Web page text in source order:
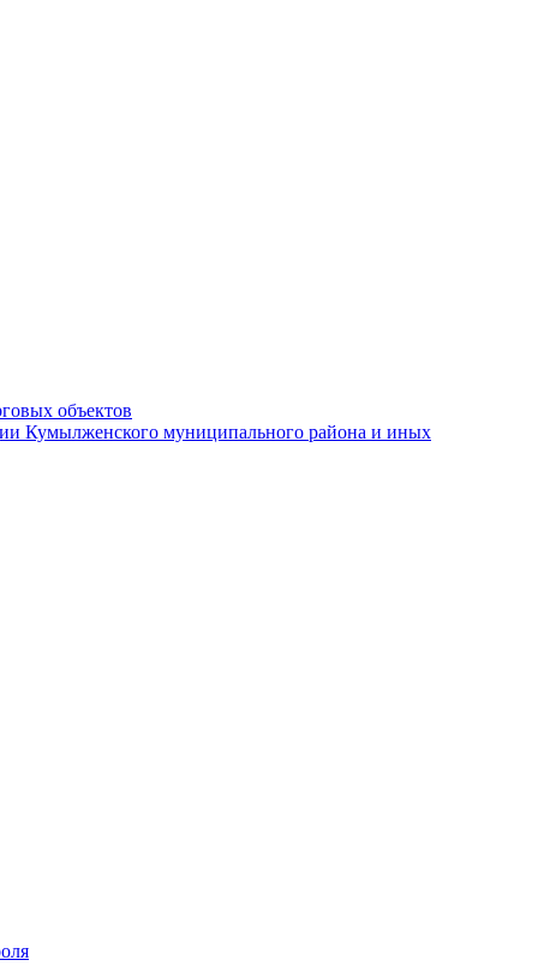
объектов
Кумылженского муниципального района и иных